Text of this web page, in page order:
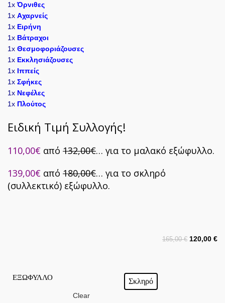
1x Όρνιθες
1x Aχαρνείς
1x Ειρήνη
1x Βάτραχοι
1x Θεσμοφοριάζουσες
1x Εκκλησιάζουσες
1x Ιππείς
1x Σφήκες
1x Νεφέλες
1x Πλούτος
Ειδική Τιμή Συλλογής!
110,00€ από 132,00€… για το μαλακό εξώφυλλο.
139,00€ από 180,00€… για το σκληρό
(συλλεκτικό) εξώφυλλο.
165,00€ 120,00 €
ΕΞΏΦΥΛΛΟ Σκληρό
Clear